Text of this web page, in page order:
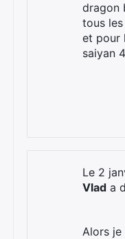
dragon
tous
et pour
saiyan 4
Le 2
Vlad a
Alors je